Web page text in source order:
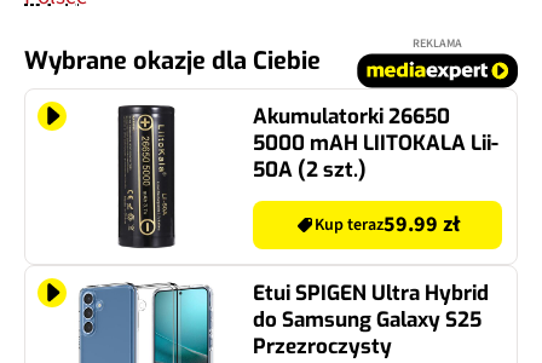
Wybrane okazje dla Ciebie
REKLAMA
Akumulatorki 26650
5000 mAH LIITOKALA Lii-
50A (2 szt.)
Kup teraz59.99 zł
Etui SPIGEN Ultra Hybrid
do Samsung Galaxy S25
Przezroczysty